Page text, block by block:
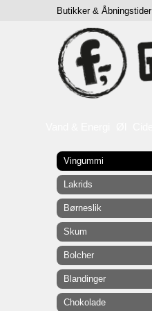
Vingummi
Lakrids
Børneslik
Skum
Bolcher
Blandinger
Chokolade
Butikker & Åbningstider